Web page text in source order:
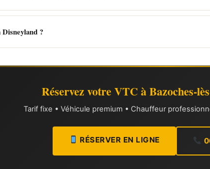
Disneyland ?
Réservez votre VTC à Bazoches-
Tarif fixe • Véhicule premium • Chauffeur
RÉSERVER EN LIGNE